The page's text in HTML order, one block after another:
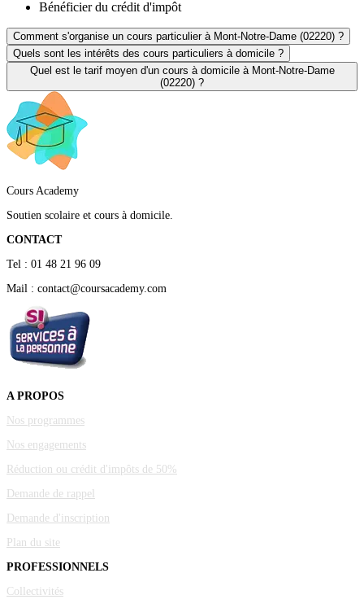
Bénéficier du crédit d'impôt
Comment s'organise un cours particulier à Mont-Notre-Dame (02220) ?
Quels sont les intérêts des cours particuliers à domicile ?
Quel est le tarif moyen d'un cours à domicile à Mont-Notre-Dame
(02220) ?
Cours Academy
Soutien scolaire et cours à domicile.
CONTACT
Tel : 01 48 21 96 09
Mail : contact@coursacademy.com
A PROPOS
Nos programmes
Nos engagements
Réduction ou crédit d'impôts de 50%
Demande de rappel
Demande d'inscription
Plan du site
PROFESSIONNELS
Collectivités